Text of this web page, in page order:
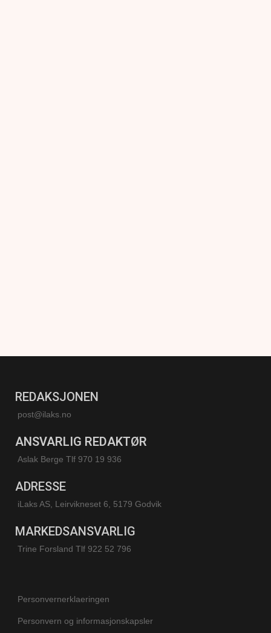
REDAKSJONEN
post@ilaks.no
ANSVARLIG REDAKTØR
Aslak Berge Tlf 970 19 936
ADRESSE
iLaks AS, Leirvikneset 6, 5179 Godvik
MARKEDSANSVARLIG
Trine Forsland Tlf 922 52 796
Personvernerklaeringen
Personvern og informasjonskapsler